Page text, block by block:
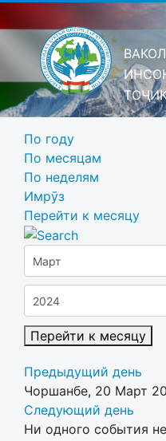
По году
По месяцам
По неделям
Имрӯз
Перейти к месяцу
Перейти к месяцу
Предыдущий день
Чоршанбе, 20 Март
Следующий день
Ни одного события